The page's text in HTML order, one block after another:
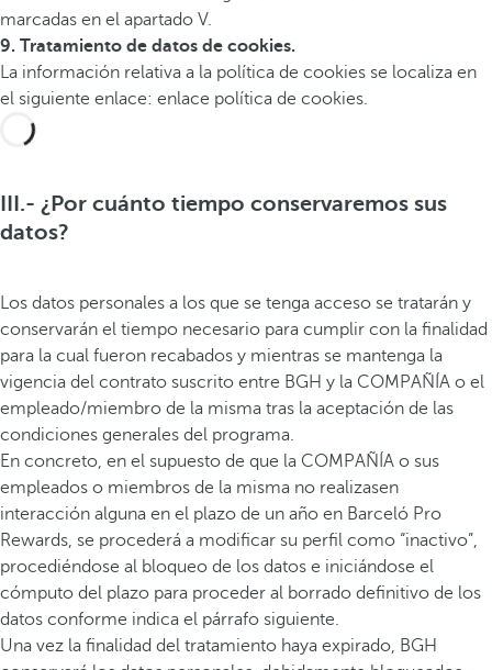
marcadas en el apartado V.
9. Tratamiento de datos de cookies.
La información relativa a la política de cookies se localiza en
el siguiente enlace: enlace política de cookies.
III.- ¿Por cuánto tiempo conservaremos sus
datos?
Los datos personales a los que se tenga acceso se tratarán y
conservarán el tiempo necesario para cumplir con la finalidad
para la cual fueron recabados y mientras se mantenga la
vigencia del contrato suscrito entre BGH y la COMPAÑÍA o el
empleado/miembro de la misma tras la aceptación de las
condiciones generales del programa.
En concreto, en el supuesto de que la COMPAÑÍA o sus
empleados o miembros de la misma no realizasen
interacción alguna en el plazo de un año en Barceló Pro
Rewards, se procederá a modificar su perfil como “inactivo”,
procediéndose al bloqueo de los datos e iniciándose el
cómputo del plazo para proceder al borrado definitivo de los
datos conforme indica el párrafo siguiente.
Una vez la finalidad del tratamiento haya expirado, BGH